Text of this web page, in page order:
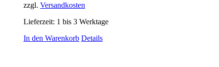
zzgl. Versandkosten
Lieferzeit: 1 bis 3 Werktage
In den Warenkorb Details